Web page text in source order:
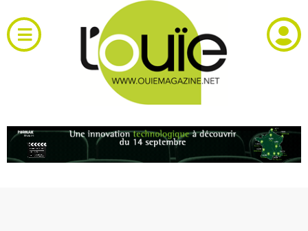
au
contenu
Toggle
Navigation
RH et emploi